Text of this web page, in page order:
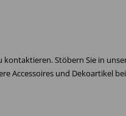
kontaktieren. Stöbern Sie in
Accessoires und Dekoartikel